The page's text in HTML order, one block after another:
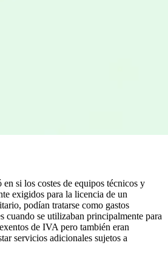
carbono y tasas medioambientales
en si los costes de equipos técnicos y
exigidos para la licencia de un
podían tratarse como gastos
cuando se utilizaban principalmente para
de IVA pero también eran
servicios adicionales sujetos a